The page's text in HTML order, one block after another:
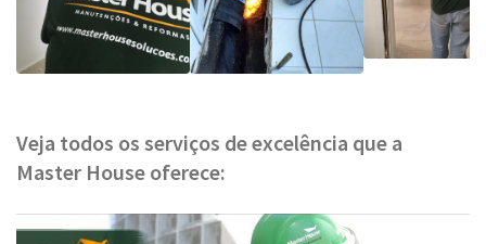
Veja todos os serviços de excelência que a
Master House oferece: